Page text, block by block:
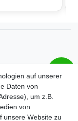
auf unserer
Daten von
um z.B.
von
unsere Website zu